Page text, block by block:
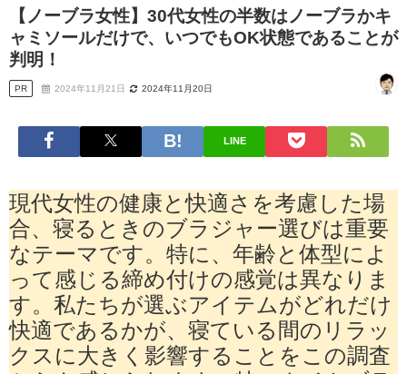
【ノーブラ女性】30代女性の半数はノーブラかキ
ャミソールだけで、いつでもOK状態であることが
判明！
PR 2024年11月21日 2024年11月20日
LINE
現代女性の健康と快適さを考慮した場
合、寝るときのブラジャー選びは重要
なテーマです。特に、年齢と体型によ
って感じる締め付けの感覚は異なりま
す。私たちが選ぶアイテムがどれだけ
快適であるかが、寝ている間のリラッ
クスに大きく影響することをこの調査